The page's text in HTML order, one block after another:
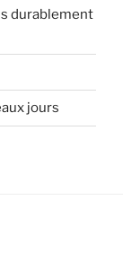
durablement
jours